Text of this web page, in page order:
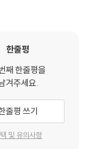
정에 오른다. 거기
처도 없다. 단지 소중
할 뿐인데…..
한줄평
째 한줄평을
겨주세요.
줄평 쓰기
및 유의사항